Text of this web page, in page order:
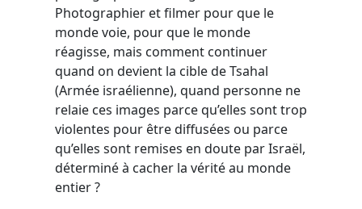
Photographier et filmer pour que le
monde voie, pour que le monde
réagisse, mais comment continuer
quand on devient la cible de Tsahal
(Armée israélienne), quand personne ne
relaie ces images parce qu’elles sont trop
violentes pour être diffusées ou parce
qu’elles sont remises en doute par Israël,
déterminé à cacher la vérité au monde
entier ?